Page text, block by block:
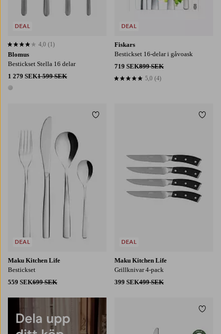
Blomus
Bestickset Stella 16 delar
1 279 SEK1 599 SEK
1 färg
4,0 baserat på 1 st betyg
4,0 (1)
DEAL
Fiskars
Bestickset 16-delar i gåvoask
719 SEK899 SEK
5,0 baserat på 4 st betyg
5,0 (4)
DEAL
Maku Kitchen Life
Bestickset
559 SEK699 SEK
DEAL
Lägg till i favoriter
Maku Kitchen Life
Grillknivar 4-pack
399 SEK499 SEK
DEAL